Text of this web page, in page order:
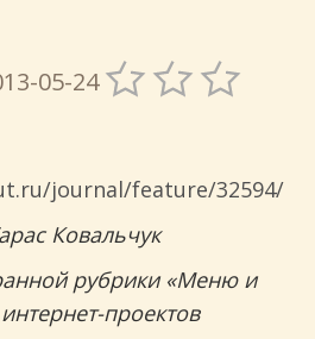
05-24
journal/feature/32594/
Ковальчук
рубрики «Меню и
проектов